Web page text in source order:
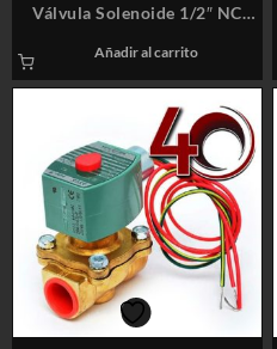
Válvula Solenoide 1/2″ NC
ASCO / 8220G406
Añadir al carrito